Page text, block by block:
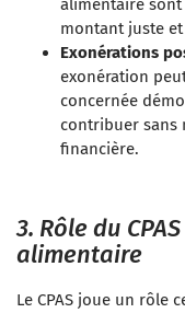
alimentaire
montant juste
Exonérations
exonération
concernée
contribuer sans
financière.
3. Rôle du
alimentaire
Le CPAS joue un rôle